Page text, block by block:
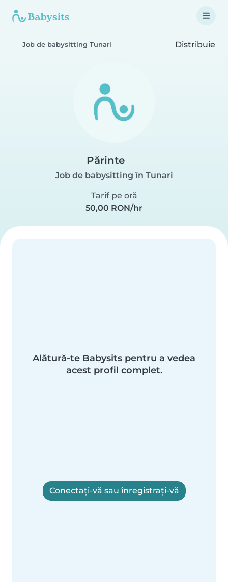
Job de babysitting Tunari Distribuie
Părinte
Job de babysitting în Tunari
Tarif pe oră
50,00 RON/hr
Alătură-te Babysits pentru a vedea
acest profil complet.
Conectați-vă sau înregistrați-vă